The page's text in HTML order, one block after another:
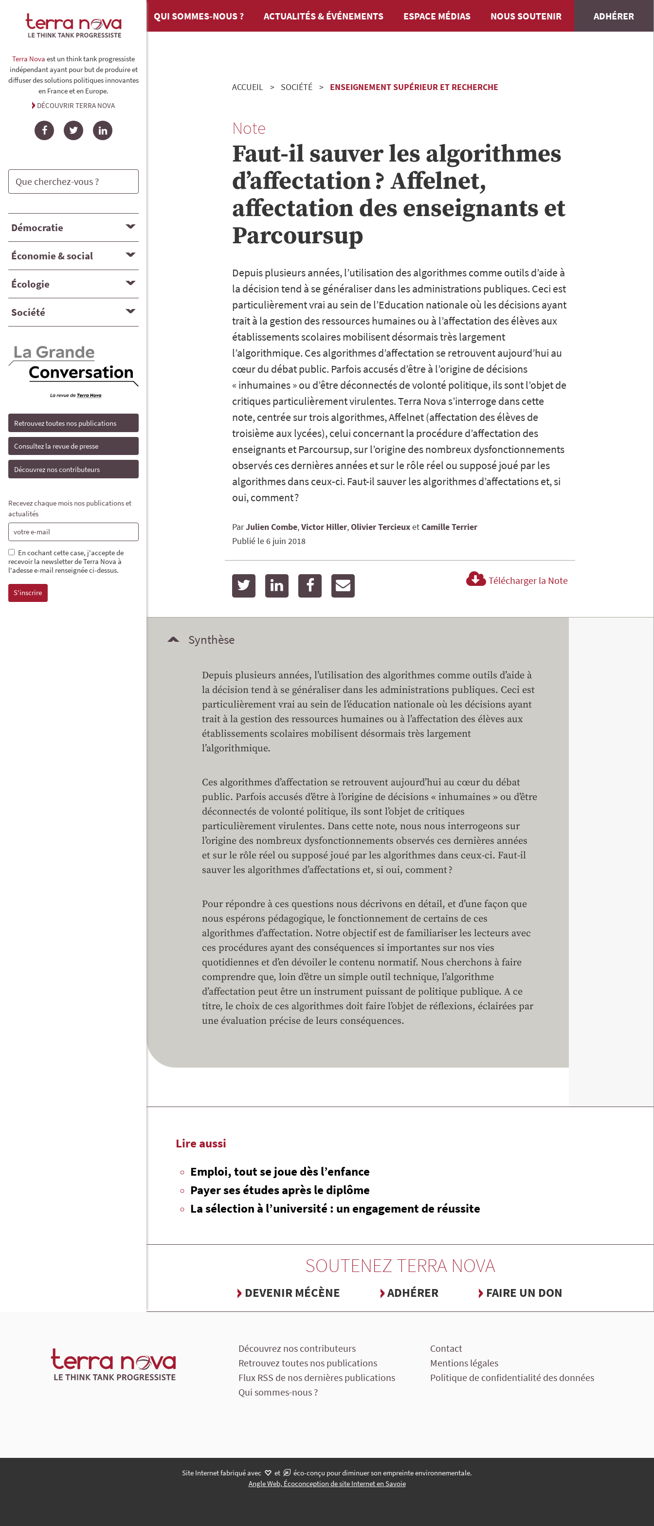
Terra Nova est un think tank progressiste
indépendant ayant pour but de produire et
diffuser des solutions politiques innovantes
en France et en Europe.
DÉCOUVRIR TERRA NOVA
FacebookTwitterLinkedIn
Démocratie
Économie & social
Écologie
Société
Retrouvez toutes nos publications
Consultez la revue de presse
Découvrez nos contributeurs
Recevez chaque mois nos publications et
actualités
En cochant cette case, j'accepte de
recevoir la newsletter de Terra Nova à
l'adesse e-mail renseignée ci-dessus.
QUI SOMMES-NOUS ? ACTUALITÉS & ÉVÉNEMENTS ESPACE MÉDIAS NOUS SOUTENIR ADHÉRER
ACCUEIL SOCIÉTÉ ENSEIGNEMENT SUPÉRIEUR ET RECHERCHE
Note
Faut-il sauver les algorithmes
d’affectation ? Affelnet,
affectation des enseignants et
Parcoursup
Depuis plusieurs années, l’utilisation des algorithmes comme outils d’aide à
la décision tend à se généraliser dans les administrations publiques. Ceci est
particulièrement vrai au sein de l’Education nationale où les décisions ayant
trait à la gestion des ressources humaines ou à l’affectation des élèves aux
établissements scolaires mobilisent désormais très largement
l’algorithmique. Ces algorithmes d’affectation se retrouvent aujourd’hui au
cœur du débat public. Parfois accusés d’être à l’origine de décisions
« inhumaines » ou d’être déconnectés de volonté politique, ils sont l’objet de
critiques particulièrement virulentes. Terra Nova s’interroge dans cette
note, centrée sur trois algorithmes, Affelnet (affectation des élèves de
troisième aux lycées), celui concernant la procédure d’affectation des
enseignants et Parcoursup, sur l’origine des nombreux dysfonctionnements
observés ces dernières années et sur le rôle réel ou supposé joué par les
algorithmes dans ceux-ci. Faut-il sauver les algorithmes d’affectations et, si
oui, comment ?
ParJulienCombe Victor Hiller OlivierTercieux CamilleTerrier
Publié le6 juin 2018
twitter linkedin facebook Télécharger la Note
Synthèse
Depuis plusieurs années, l’utilisation des algorithmes comme outils d’aide à
la décision tend à se généraliser dans les administrations publiques. Ceci est
particulièrement vrai au sein de l’éducation nationale où les décisions ayant
trait à la gestion des ressources humaines ou à l’affectation des élèves aux
établissements scolaires mobilisent désormais très largement
l’algorithmique.
Ces algorithmes d’affectation se retrouvent aujourd’hui au cœur du débat
public. Parfois accusés d’être à l’origine de décisions « inhumaines » ou d’être
déconnectés de volonté politique, ils sont l’objet de critiques
particulièrement virulentes. Dans cette note, nous nous interrogeons sur
l’origine des nombreux dysfonctionnements observés ces dernières années
et sur le rôle réel ou supposé joué par les algorithmes dans ceux-ci. Faut-il
sauver les algorithmes d’affectations et, si oui, comment ?
Pour répondre à ces questions nous décrivons en détail, et d’une façon que
nous espérons pédagogique, le fonctionnement de certains de ces
algorithmes d’affectation. Notre objectif est de familiariser les lecteurs avec
ces procédures ayant des conséquences si importantes sur nos vies
quotidiennes et d’en dévoiler le contenu normatif. Nous cherchons à faire
comprendre que, loin d’être un simple outil technique, l’algorithme
d’affectation peut être un instrument puissant de politique publique. A ce
titre, le choix de ces algorithmes doit faire l’objet de réflexions, éclairées par
une évaluation précise de leurs conséquences.
Lire aussi
Emploi, tout se joue dès l’enfance
Payer ses études après le diplôme
La sélection à l’université : un engagement de réussite
SOUTENEZ TERRA NOVA
DEVENIR MÉCÈNE ADHÉRER FAIRE UN DON
Découvrez nos contributeurs
Retrouvez toutes nos publications
Flux RSS de nos dernières publications
Qui sommes-nous ?
Contact
Mentions légales
Politique de confidentialité des données
Site Internet fabriqué avec et
éco-conçu pour diminuer son empreinte environnementale.
Angle Web, Écoconception de site Internet en Savoie